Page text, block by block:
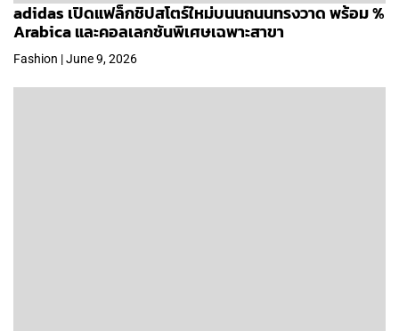
adidas เปิดแฟล็กชิปสโตร์ใหม่บนนถนนทรงวาด พร้อม %
Arabica และคอลเลกชันพิเศษเฉพาะสาขา
Fashion | June 9, 2026